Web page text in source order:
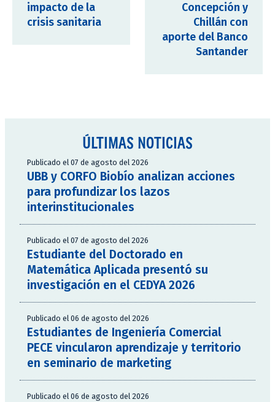
impacto de la
crisis sanitaria
Concepción y
Chillán con
aporte del Banco
Santander
ÚLTIMAS NOTICIAS
Publicado el 07 de agosto del 2026
UBB y CORFO Biobío analizan acciones
para profundizar los lazos
interinstitucionales
Publicado el 07 de agosto del 2026
Estudiante del Doctorado en
Matemática Aplicada presentó su
investigación en el CEDYA 2026
Publicado el 06 de agosto del 2026
Estudiantes de Ingeniería Comercial
PECE vincularon aprendizaje y territorio
en seminario de marketing
Publicado el 06 de agosto del 2026